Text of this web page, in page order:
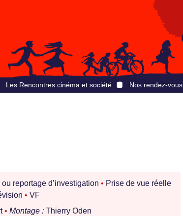
Les Rencontres cinéma et société Nos rendez-vous
reportage d’investigation • Prise de vue réelle
• VF
• Montage : Thierry Oden